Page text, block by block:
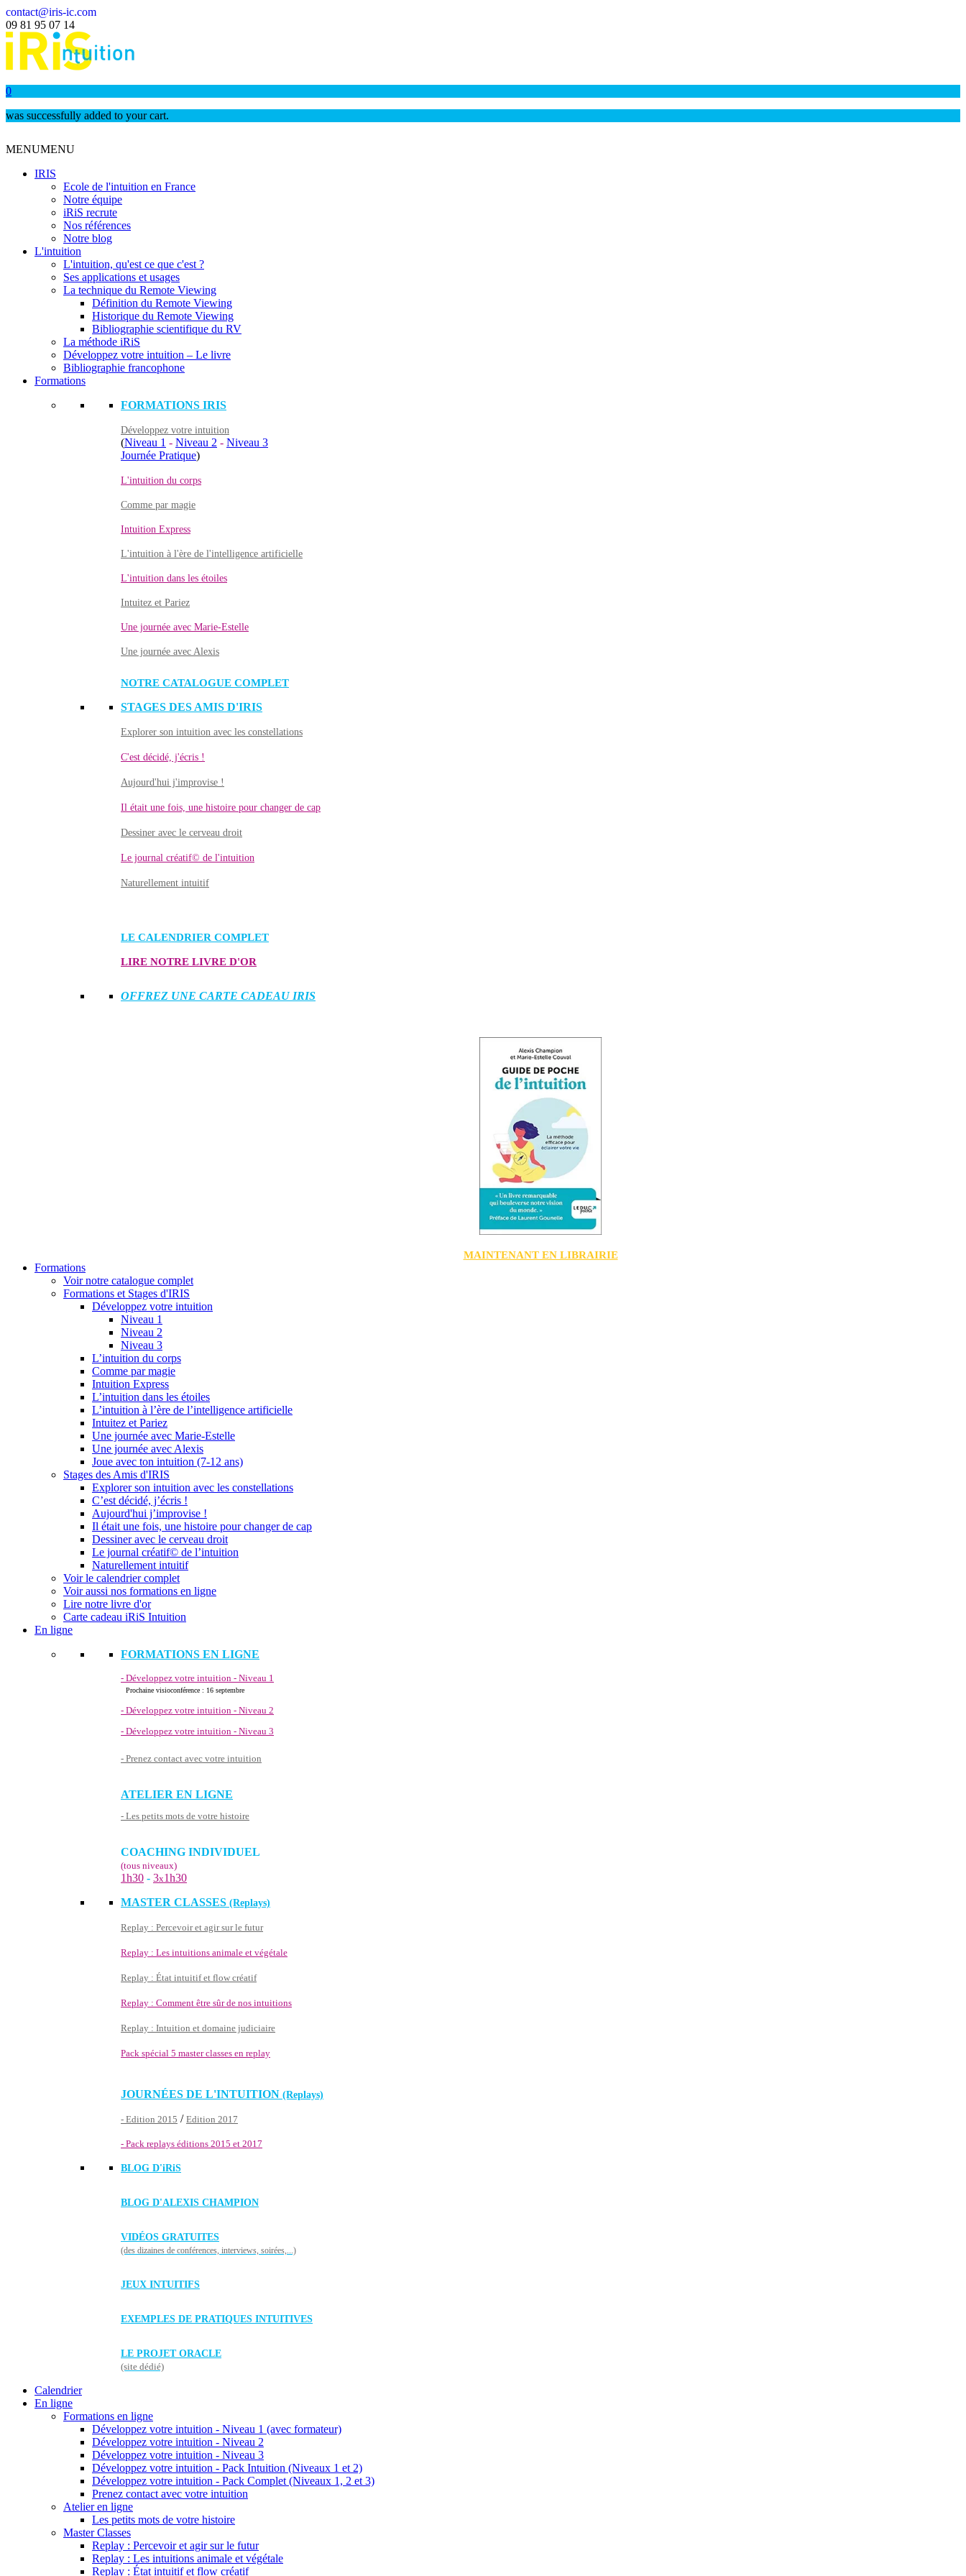
contact@iris-ic.com
09 81 95 07 14
0
was successfully added to your cart.
MENUMENU
IRIS
Ecole de l'intuition en France
Notre équipe
iRiS recrute
Nos références
Notre blog
L'intuition
L'intuition, qu'est ce que c'est ?
Ses applications et usages
La technique du Remote Viewing
Définition du Remote Viewing
Historique du Remote Viewing
Bibliographie scientifique du RV
La méthode iRiS
Développez votre intuition – Le livre
Bibliographie francophone
Formations
FORMATIONS IRIS
Développez votre intuition
(Niveau 1 - Niveau 2 - Niveau 3
Journée Pratique)
L'intuition du corps
Comme par magie
Intuition Express
L'intuition à l'ère de l'intelligence artificielle
L'intuition dans les étoiles
Intuitez et Pariez
Une journée avec Marie-Estelle
Une journée avec Alexis
NOTRE CATALOGUE COMPLET
STAGES DES AMIS D'IRIS
Explorer son intuition avec les constellations
C'est décidé, j'écris !
Aujourd'hui j'improvise !
Il était une fois, une histoire pour changer de cap
Dessiner avec le cerveau droit
Le journal créatif© de l'intuition
Naturellement intuitif
LE CALENDRIER COMPLET
LIRE NOTRE LIVRE D'OR
OFFREZ UNE CARTE CADEAU IRIS
MAINTENANT EN LIBRAIRIE
Formations
Voir notre catalogue complet
Formations et Stages d'IRIS
Développez votre intuition
Niveau 1
Niveau 2
Niveau 3
L’intuition du corps
Comme par magie
Intuition Express
L’intuition dans les étoiles
L’intuition à l’ère de l’intelligence artificielle
Intuitez et Pariez
Une journée avec Marie-Estelle
Une journée avec Alexis
Joue avec ton intuition (7-12 ans)
Stages des Amis d'IRIS
Explorer son intuition avec les constellations
C’est décidé, j’écris !
Aujourd'hui j’improvise !
Il était une fois, une histoire pour changer de cap
Dessiner avec le cerveau droit
Le journal créatif© de l’intuition
Naturellement intuitif
Voir le calendrier complet
Voir aussi nos formations en ligne
Lire notre livre d'or
Carte cadeau iRiS Intuition
En ligne
FORMATIONS EN LIGNE
- Développez votre intuition - Niveau 1
Prochaine visioconférence : 16 septembre
- Développez votre intuition - Niveau 2
- Développez votre intuition - Niveau 3
- Prenez contact avec votre intuition
ATELIER EN LIGNE
- Les petits mots de votre histoire
COACHING INDIVIDUEL
(tous niveaux)
1h30 - 3x1h30
MASTER CLASSES (Replays)
Replay : Percevoir et agir sur le futur
Replay : Les intuitions animale et végétale
Replay : État intuitif et flow créatif
Replay : Comment être sûr de nos intuitions
Replay : Intuition et domaine judiciaire
Pack spécial 5 master classes en replay
JOURNÉES DE L'INTUITION (Replays)
- Edition 2015 / Edition 2017
- Pack replays éditions 2015 et 2017
BLOG D'iRiS
BLOG D'ALEXIS CHAMPION
VIDÉOS GRATUITES
(des dizaines de conférences, interviews, soirées,...)
JEUX INTUITIFS
EXEMPLES DE PRATIQUES INTUITIVES
LE PROJET ORACLE
(site dédié)
Calendrier
En ligne
Formations en ligne
Développez votre intuition - Niveau 1 (avec formateur)
Développez votre intuition - Niveau 2
Développez votre intuition - Niveau 3
Développez votre intuition - Pack Intuition (Niveaux 1 et 2)
Développez votre intuition - Pack Complet (Niveaux 1, 2 et 3)
Prenez contact avec votre intuition
Atelier en ligne
Les petits mots de votre histoire
Master Classes
Replay : Percevoir et agir sur le futur
Replay : Les intuitions animale et végétale
Replay : État intuitif et flow créatif